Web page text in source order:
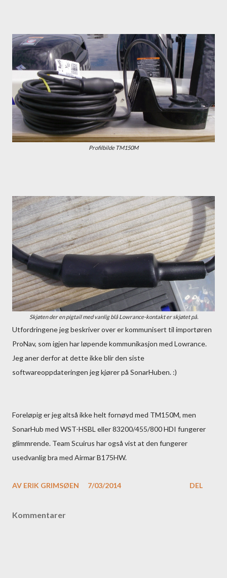
Profilbilde TM150M
Skjøten der en pigtail med vanlig blå Lowrance-kontakt er skjøtet på.
Utfordringene jeg beskriver over er kommunisert til importøren
ProNav, som igjen har løpende kommunikasjon med Lowrance.
Jeg aner derfor at dette ikke blir den siste
softwareoppdateringen jeg kjører på SonarHuben. :)
Foreløpig er jeg altså ikke helt fornøyd med TM150M, men
SonarHub med WST-HSBL eller 83200/455/800 HDI fungerer
glimmrende. Team Scuirus har også vist at den fungerer
usedvanlig bra med Airmar B175HW.
AV ERIK GRIMSØEN 7/03/2014 DEL
Kommentarer